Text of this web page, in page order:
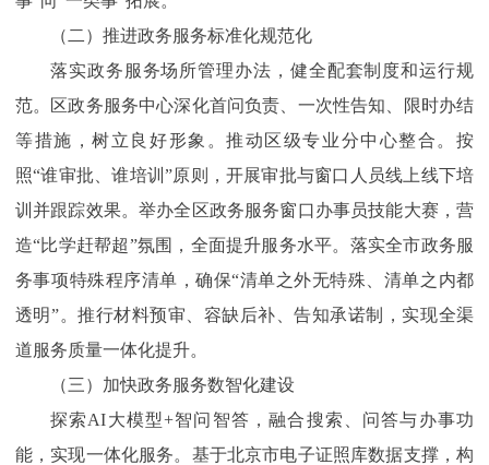
（二）推进政务服务标准化规范化
落实政务服务场所管理办法，健全配套制度和运行规
范。区政务服务中心深化首问负责、一次性告知、限时办结
等措施，树立良好形象。推动区级专业分中心整合。按
照“谁审批、谁培训”原则，开展审批与窗口人员线上线下培
训并跟踪效果。举办全区政务服务窗口办事员技能大赛，营
造“比学赶帮超”氛围，全面提升服务水平。落实全市政务服
务事项特殊程序清单，确保“清单之外无特殊、清单之内都
透明”。推行材料预审、容缺后补、告知承诺制，实现全渠
道服务质量一体化提升。
（三）加快政务服务数智化建设
探索AI大模型+智问智答，融合搜索、问答与办事功
能，实现一体化服务。基于北京市电子证照库数据支撑，构